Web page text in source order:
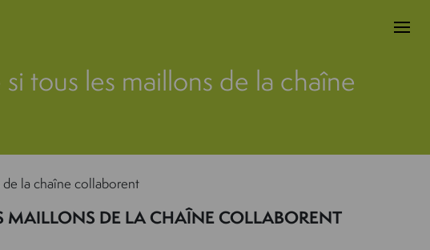
tous les maillons de la chaîne
de la chaîne collaborent
MAILLONS DE LA CHAÎNE COLLABORENT